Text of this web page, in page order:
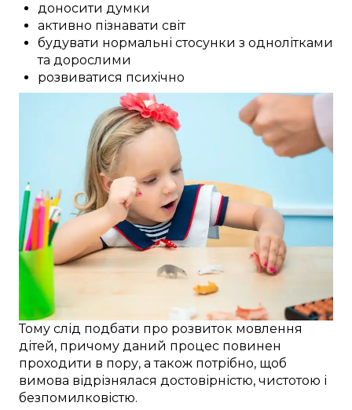
доносити думки
активно пізнавати світ
будувати нормальні стосунки з однолітками
та дорослими
розвиватися психічно
Тому слід подбати про розвиток мовлення
дітей, причому даний процес повинен
проходити в пору, а також потрібно, щоб
вимова відрізнялася достовірністю, чистотою і
безпомилковістю.